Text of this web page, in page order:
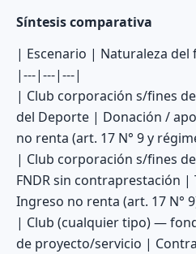
Síntesis comparativa
| Escenario | Naturaleza
|---|---|---|
| Club corporación s/fines
del Deporte | Donación /
no renta (art. 17 N° 9 y
| Club corporación s/fines
FNDR sin contraprestación
Ingreso no renta (art. 17 N°
| Club (cualquier tipo) —
de proyecto/servicio |